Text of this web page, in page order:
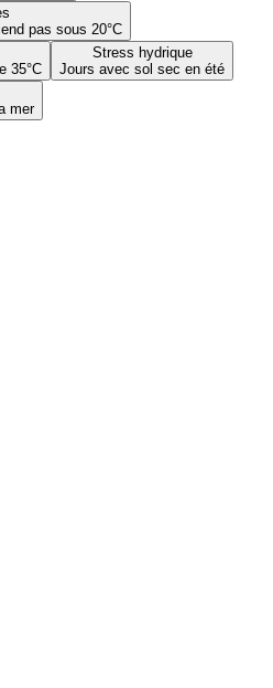
pas sous 20°C
35°C
Stress hydrique
Jours avec sol sec en été
mer